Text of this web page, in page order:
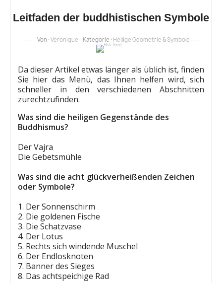
Leitfaden der buddhistischen Symbole
Von :Veronique - Kategorie : Heilige Geometrie & Symbole
Da dieser Artikel etwas länger als üblich ist, finden
Sie hier das Menü, das Ihnen helfen wird, sich
schneller in den verschiedenen Abschnitten
zurechtzufinden.
Was sind die heiligen Gegenstände des
Buddhismus?
Der Vajra
Die Gebetsmühle
Was sind die acht glückverheißenden Zeichen
oder Symbole?
1. Der Sonnenschirm
2. Die goldenen Fische
3. Die Schatzvase
4. Der Lotus
5. Rechts sich windende Muschel
6. Der Endlosknoten
7. Banner des Sieges
8. Das achtspeichige Rad